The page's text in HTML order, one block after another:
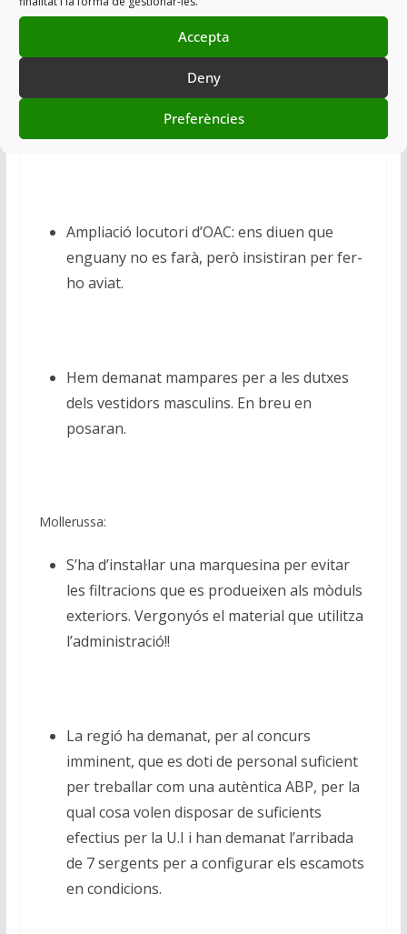
Accepta
Deny
Preferències
En breu es començarà la impermeabilització
del pàrquing soterrani.
Ampliació locutori d’OAC: ens diuen que
enguany no es farà, però insistiran per fer-
ho aviat.
Hem demanat mampares per a les dutxes
dels vestidors masculins. En breu en
posaran.
Mollerussa:
S’ha d’instal·lar una marquesina per evitar
les filtracions que es produeixen als mòduls
exteriors. Vergonyós el material que utilitza
l’administració!!
La regió ha demanat, per al concurs
imminent, que es doti de personal suficient
per treballar com una autèntica ABP, per la
qual cosa volen disposar de suficients
efectius per la U.I i han demanat l’arribada
de 7 sergents per a configurar els escamots
en condicions.